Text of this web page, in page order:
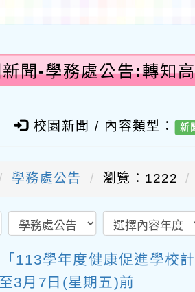
聞-學務處公告:轉知
校園新聞 / 內容類型： 新
學務處公告 瀏覽：1222
113學年度健康促進學校
3月7日(星期五)前